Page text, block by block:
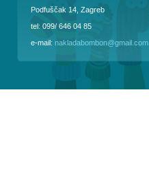
Podfuščak 14, Zagreb
tel: 099/ 646 04 85
e-mail: nakladabombon@gmail.com